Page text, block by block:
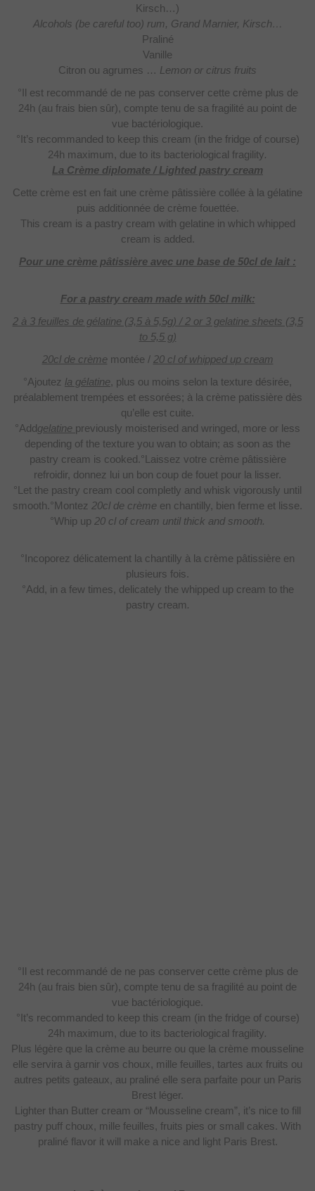
Kirsch…)
Alcohols (be careful too) rum, Grand Marnier, Kirsch…
Praliné
Vanille
Citron ou agrumes … Lemon or citrus fruits
°Il est recommandé de ne pas conserver cette crème plus de
24h (au frais bien sûr), compte tenu de sa fragilité au point de
vue bactériologique.
°It’s recommanded to keep this cream (in the fridge of course)
24h maximum, due to its bacteriological fragility.
La Crème diplomate / Lighted pastry cream
Cette crème est en fait une crème pâtissière collée à la gélatine
puis additionnée de crème fouettée.
This cream is a pastry cream with gelatine in which whipped
cream is added.
Pour une crème pâtissière avec une base de 50cl de lait :
For a pastry cream made with 50cl milk:
2 à 3 feuilles de gélatine (3,5 à 5,5g) / 2 or 3 gelatine sheets (3,5
to 5,5 g)
20cl de crèmemontée / 20 cl of whipped up cream
°Ajoutez la gélatine, plus ou moins selon la texture désirée,
préalablement trempées et essorées; à la crème patissière dès
qu’elle est cuite.
°Addgelatine previously moisterised and wringed, more or less
depending of the texture you wan to obtain; as soon as the
pastry cream is cooked.°Laissez votre crème pâtissière
refroidir, donnez lui un bon coup de fouet pour la lisser.
°Let the pastry cream cool completly and whisk vigorously until
smooth.°Montez 20cl de crème en chantilly, bien ferme et lisse.
°Whip up 20 cl of cream until thick and smooth.
°Incoporez délicatement la chantilly à la crème pâtissière en
plusieurs fois.
°Add, in a few times, delicately the whipped up cream to the
pastry cream.
°Il est recommandé de ne pas conserver cette crème plus de
24h (au frais bien sûr), compte tenu de sa fragilité au point de
vue bactériologique.
°It’s recommanded to keep this cream (in the fridge of course)
24h maximum, due to its bacteriological fragility.
Plus légère que la crème au beurre ou que la crème mousseline
elle servira à garnir vos choux, mille feuilles, tartes aux fruits ou
autres petits gateaux, au praliné elle sera parfaite pour un Paris
Brest léger.
Lighter than Butter cream or “Mousseline cream”, it’s nice to fill
pastry puff choux, mille feuilles, fruits pies or small cakes. With
praliné flavor it will make a nice and light Paris Brest.